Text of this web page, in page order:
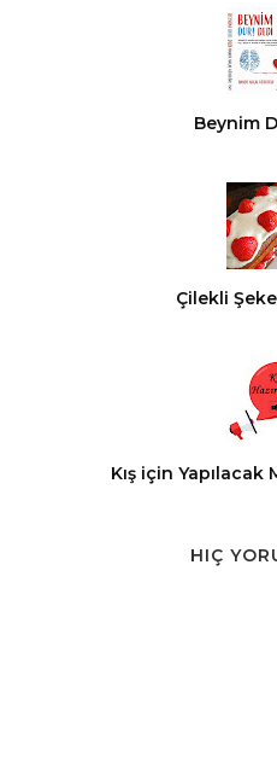
Beynim
Çilekli
Kış için Yapılacak
HIÇ